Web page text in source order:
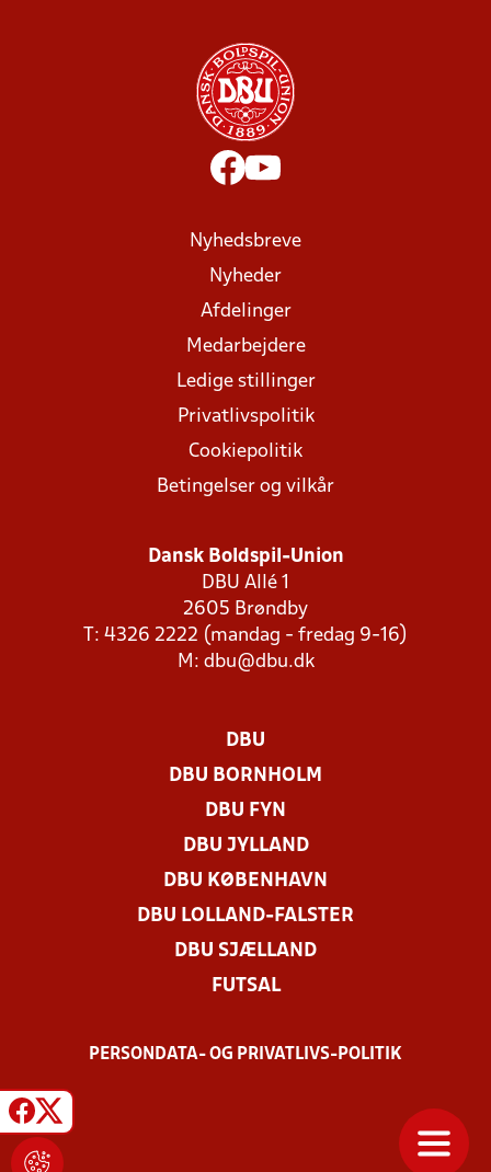
Nyhedsbreve
Nyheder
Afdelinger
Medarbejdere
Ledige stillinger
Privatlivspolitik
Cookiepolitik
Betingelser og vilkår
Dansk Boldspil-Union
DBU Allé 1
2605 Brøndby
T: 4326 2222 (mandag - fredag 9-16)
M: dbu@dbu.dk
DBU
DBU BORNHOLM
DBU FYN
DBU JYLLAND
DBU KØBENHAVN
DBU LOLLAND-FALSTER
DBU SJÆLLAND
FUTSAL
PERSONDATA- OG PRIVATLIVS-POLITIK